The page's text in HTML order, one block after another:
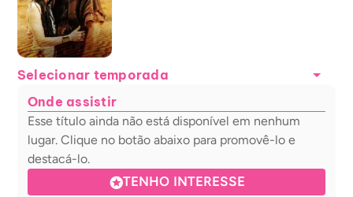
Selecionar temporada
Onde assistir
Esse título ainda não está disponível em nenhum
lugar. Clique no botão abaixo para promovê-lo e
destacá-lo.
TENHO INTERESSE